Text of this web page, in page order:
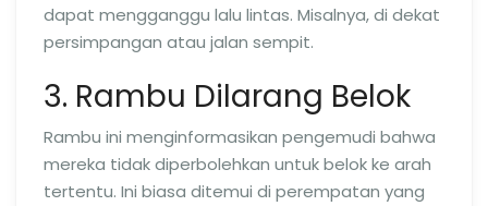
dapat mengganggu lalu lintas. Misalnya, di dekat
persimpangan atau jalan sempit.
3. Rambu Dilarang Belok
Rambu ini menginformasikan pengemudi bahwa
mereka tidak diperbolehkan untuk belok ke arah
tertentu. Ini biasa ditemui di perempatan yang